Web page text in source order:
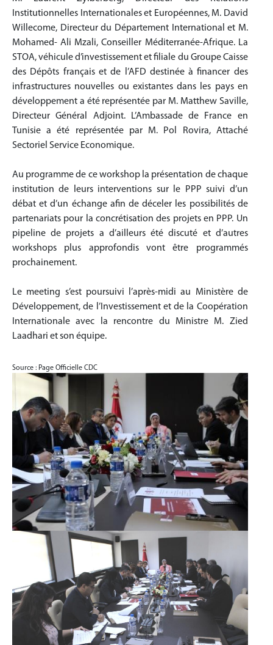
Institutionnelles Internationales et Européennes, M. David
Willecome, Directeur du Département International et M.
Mohamed- Ali Mzali, Conseiller Méditerranée-Afrique. La
STOA, véhicule d’investissement et filiale du Groupe Caisse
des Dépôts français et de l’AFD destinée à financer des
infrastructures nouvelles ou existantes dans les pays en
développement a été représentée par M. Matthew Saville,
Directeur Général Adjoint. L’Ambassade de France en
Tunisie a été représentée par M. Pol Rovira, Attaché
Sectoriel Service Economique.
Au programme de ce workshop la présentation de chaque
institution de leurs interventions sur le PPP suivi d’un
débat et d’un échange afin de déceler les possibilités de
partenariats pour la concrétisation des projets en PPP. Un
pipeline de projets a d’ailleurs été discuté et d’autres
workshops plus approfondis vont être programmés
prochainement.
Le meeting s’est poursuivi l’après-midi au Ministère de
Développement, de l’Investissement et de la Coopération
Internationale avec la rencontre du Ministre M. Zied
Laadhari et son équipe.
Source : Page Officielle CDC